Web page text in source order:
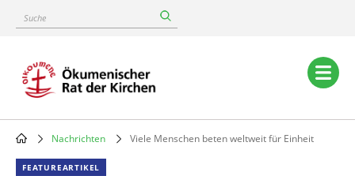
content
Suche
Main
navigation
Breadcrumb
Nachrichten Viele Menschen beten weltweit für Einheit
FEATUREARTIKEL